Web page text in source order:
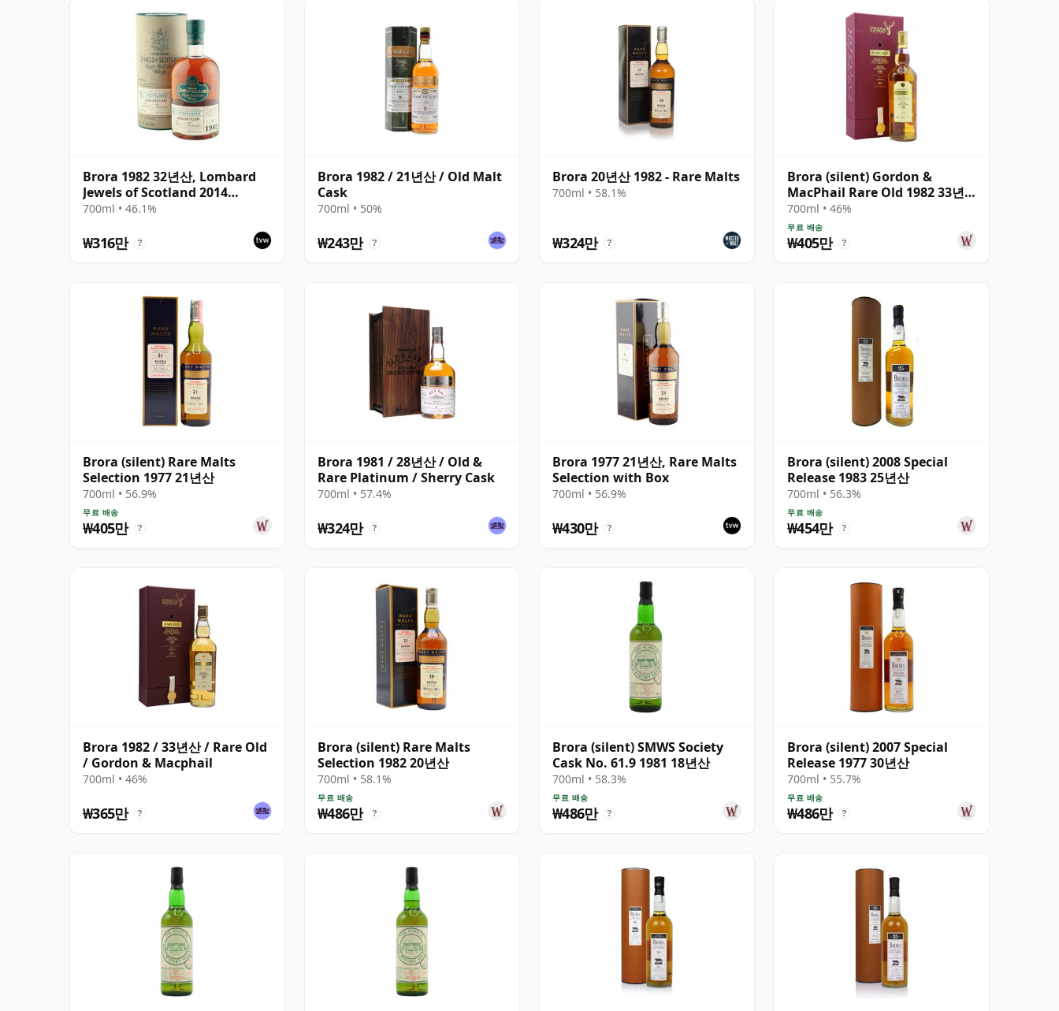
Brora 1982 32년산, Lombard
Jewels of Scotland 2014
Bottling with Tube
700ml • 46.1%
₩316만 ?
Brora 1982 / 21년산 / Old Malt
Cask
700ml • 50%
₩243만 ?
Brora 20년산 1982 - Rare Malts
700ml • 58.1%
₩324만 ?
Brora (silent) Gordon &
MacPhail Rare Old 1982 33년
산
700ml • 46%
무료 배송
₩405만 ?
Brora (silent) Rare Malts
Selection 1977 21년산
700ml • 56.9%
무료 배송
₩405만 ?
Brora 1981 / 28년산 / Old &
Rare Platinum / Sherry Cask
700ml • 57.4%
₩324만 ?
Brora 1977 21년산, Rare Malts
Selection with Box
700ml • 56.9%
₩430만 ?
Brora (silent) 2008 Special
Release 1983 25년산
700ml • 56.3%
무료 배송
₩454만 ?
Brora 1982 / 33년산 / Rare Old
/ Gordon & Macphail
700ml • 46%
₩365만 ?
Brora (silent) Rare Malts
Selection 1982 20년산
700ml • 58.1%
무료 배송
₩486만 ?
Brora (silent) SMWS Society
Cask No. 61.9 1981 18년산
700ml • 58.3%
무료 배송
₩486만 ?
Brora (silent) 2007 Special
Release 1977 30년산
700ml • 55.7%
무료 배송
₩486만 ?